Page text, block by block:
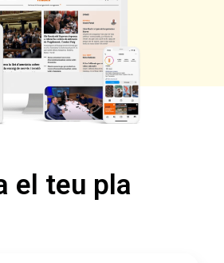
el teu pla